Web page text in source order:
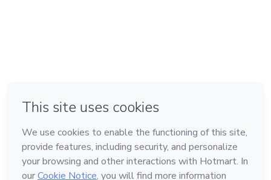
Feito com ❤ em Bogotá
Conheça a Hotmart